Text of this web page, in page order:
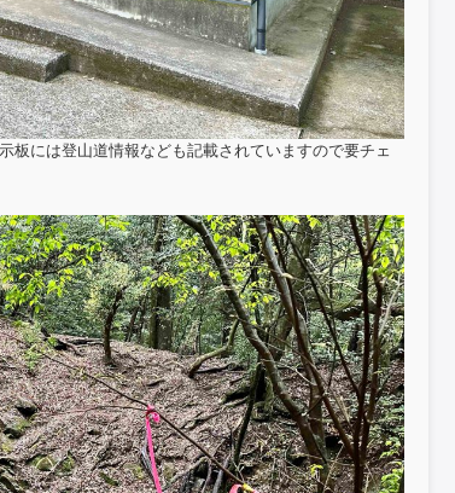
板には登山道情報なども記載されていますので要チェ